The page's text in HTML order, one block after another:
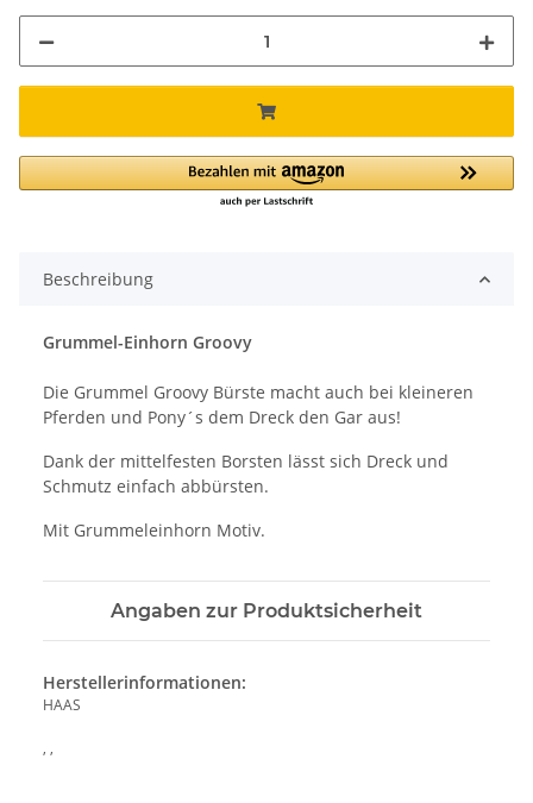
Beschreibung
Grummel-Einhorn Groovy
Die Grummel Groovy Bürste macht auch bei kleineren
Pferden und Pony´s dem Dreck den Gar aus!
Dank der mittelfesten Borsten lässt sich Dreck und
Schmutz einfach abbürsten.
Mit Grummeleinhorn Motiv.
Angaben zur Produktsicherheit
Herstellerinformationen:
HAAS
, ,